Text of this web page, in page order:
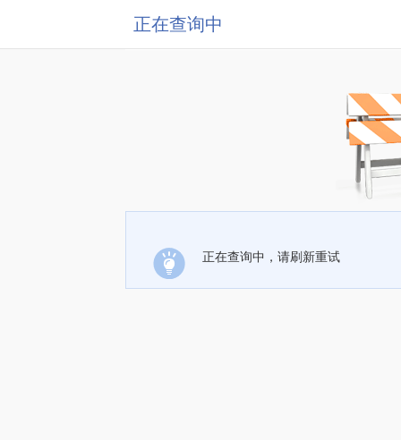
正在查询中
正在查询中，请刷新重试